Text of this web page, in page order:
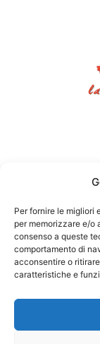
Per fornire le migliori
per memorizzare e/o
consenso a queste
comportamento di
acconsentire o
caratteristiche e